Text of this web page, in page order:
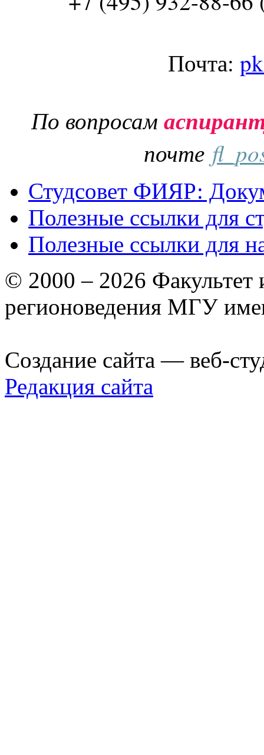
Почта:
По вопросам
почте
Студсовет ФИЯР:
Полезные ссылки для
Полезные ссылки для
© 2000 – 2026 Факультет
регионоведения МГУ
Создание сайта — веб-
Редакция сайта